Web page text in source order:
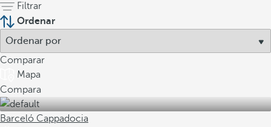
Filtrar
Ordenar
Comparar
Mapa
Compara
Barceló Cappadocia